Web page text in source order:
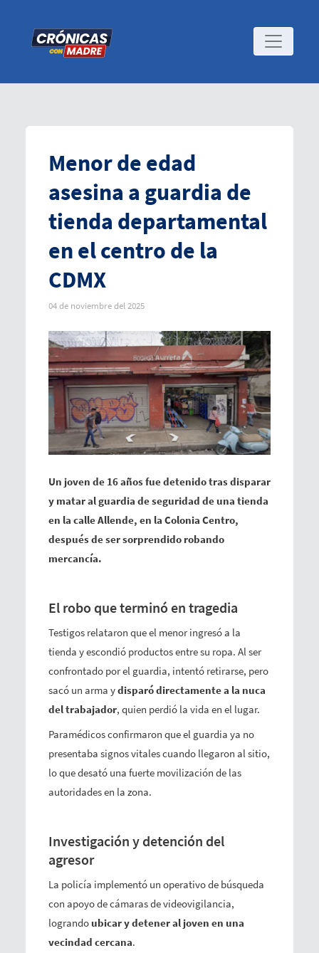
Menor de edad
asesina a guardia de
tienda departamental
en el centro de la
CDMX
04 de noviembre del 2025
Un joven de 16 años fue detenido tras disparar
y matar al guardia de seguridad de una tienda
en la calle Allende, en la Colonia Centro,
después de ser sorprendido robando
mercancía.
El robo que terminó en tragedia
Testigos relataron que el menor ingresó a la
tienda y escondió productos entre su ropa. Al ser
confrontado por el guardia, intentó retirarse, pero
sacó un arma ydisparó directamente a la nuca
del trabajador, quien perdió la vida en el lugar.
Paramédicos confirmaron que el guardia ya no
presentaba signos vitales cuando llegaron al sitio,
lo que desató una fuerte movilización de las
autoridades en la zona.
Investigación y detención del
agresor
La policía implementó un operativo de búsqueda
con apoyo de cámaras de videovigilancia,
logrando ubicar y detener al joven en una
vecindad cercana.